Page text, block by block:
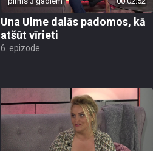
Una Ulme dalās padomos, kā
atšūt vīrieti
6. epizode